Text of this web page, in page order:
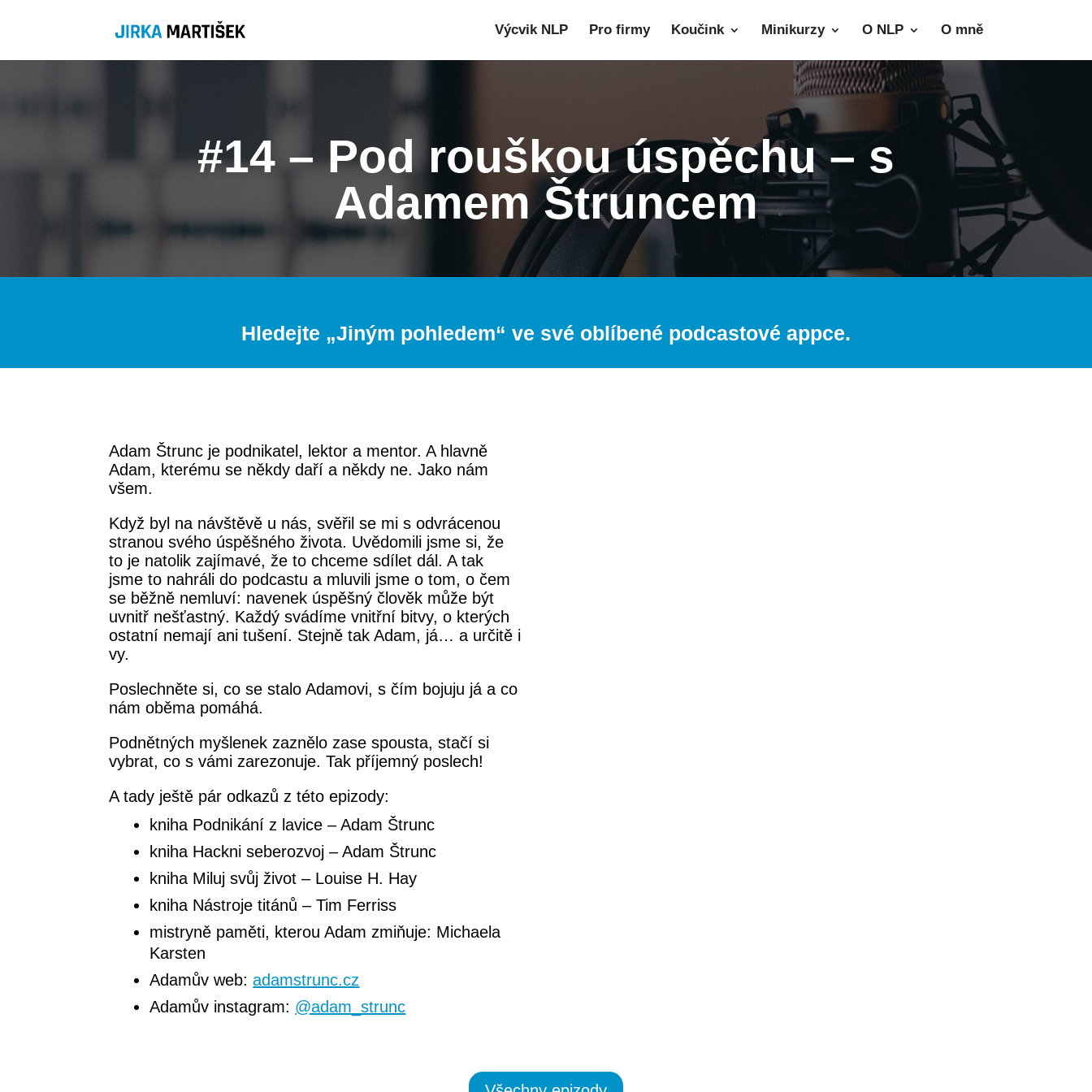
Výcvik NLP Pro firmy Koučink Minikurzy O NLP O mně
#14 – Pod rouškou úspěchu – s
Adamem Štruncem
Hledejte „Jiným pohledem“ ve své oblíbené podcastové appce.
Adam Štrunc je podnikatel, lektor a mentor. A hlavně
Adam, kterému se někdy daří a někdy ne. Jako nám
všem.
Když byl na návštěvě u nás, svěřil se mi s odvrácenou
stranou svého úspěšného života. Uvědomili jsme si, že
to je natolik zajímavé, že to chceme sdílet dál. A tak
jsme to nahráli do podcastu a mluvili jsme o tom, o čem
se běžně nemluví: navenek úspěšný člověk může být
uvnitř nešťastný. Každý svádíme vnitřní bitvy, o kterých
ostatní nemají ani tušení. Stejně tak Adam, já… a určitě i
vy.
Poslechněte si, co se stalo Adamovi, s čím bojuju já a co
nám oběma pomáhá.
Podnětných myšlenek zaznělo zase spousta, stačí si
vybrat, co s vámi zarezonuje. Tak příjemný poslech!
A tady ještě pár odkazů z této epizody:
kniha Podnikání z lavice – Adam Štrunc
kniha Hackni seberozvoj – Adam Štrunc
kniha Miluj svůj život – Louise H. Hay
kniha Nástroje titánů – Tim Ferriss
mistryně paměti, kterou Adam zmiňuje: Michaela
Karsten
Adamův web: adamstrunc.cz
Adamův instagram: @adam_strunc